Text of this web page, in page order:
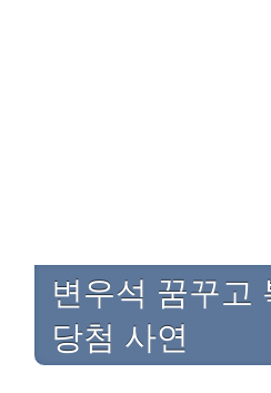
변우석 꿈꾸고
당첨 사연